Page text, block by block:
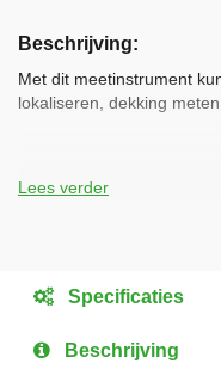
het
begin
van
Beschrijving
Met dit meetinstrument
lokaliseren, dekking
• Lokaliseren van
Technische gegevens:
L x B x H
463 x
Lees verder
Specificaties
Beschrijving